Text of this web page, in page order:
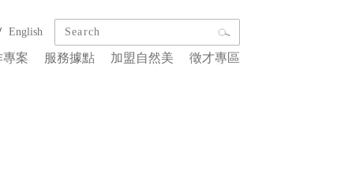
English
專案 服務據點 加盟自然美 徵才專區